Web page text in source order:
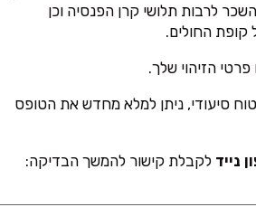
לרבות תלושי קרן הפנסיה וכן
קופת החולים.
הזיהוי שלך.
סיעודי, ניתן למלא מחדש את הטופס
נייד לקבלת קישור להמשך הבדיקה: